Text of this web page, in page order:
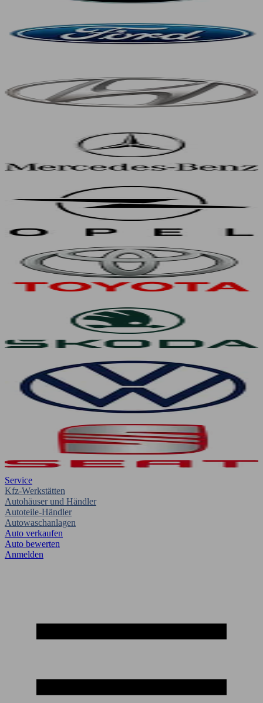
Service
Kfz-Werkstätten
Autohäuser und Händler
Autoteile-Händler
Autowaschanlagen
Auto verkaufen
Auto bewerten
Anmelden